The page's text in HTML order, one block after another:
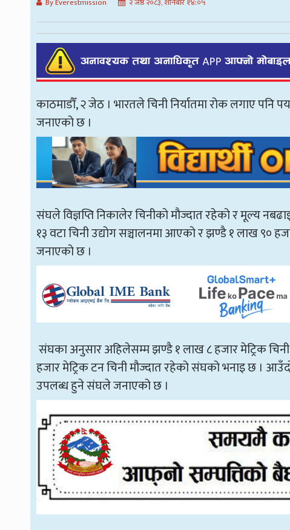
काठमाडौँ, २ जेठ । भारतले चिनी निर्यातमा रोक लगाए पनि
जनाएको छ ।
संघले विज्ञप्ति निकालेर चिनीको मौज्दात रहेको र मूल्य
१३ वटा चिनी उद्योग सञ्चालनमा आएको र झण्डै १ लाख ९०
जनाएको छ ।
संघका अनुसार अहिलेसम्म झण्डै १ लाख ८ हजार मेट्रिक
हजार मेट्रिक टन चिनी मौज्दात रहेको संघको भनाइ छ ।
उपलब्ध हुने संघले जनाएको छ ।